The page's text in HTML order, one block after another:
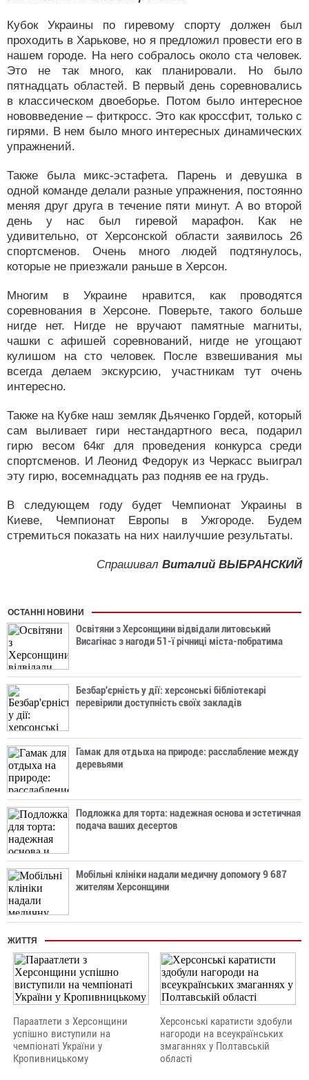
Кубок Украины по гиревому спорту должен был
проходить в Харькове, но я предложил провести его в
нашем городе. На него собралось около ста человек.
Это не так много, как планировали. Но было
пятнадцать областей. В первый день соревновались
в классическом двоеборье. Потом было интересное
нововведение – фиткросс. Это как кроссфит, только с
гирями. В нем было много интересных динамических
упражнений.
Также была микс-эстафета. Парень и девушка в
одной команде делали разные упражнения, постоянно
меняя друг друга в течение пяти минут. А во второй
день у нас был гиревой марафон. Как не
удивительно, от Херсонской области заявилось 26
спортсменов. Очень много людей подтянулось,
которые не приезжали раньше в Херсон.
Многим в Украине нравится, как проводятся
соревнования в Херсоне. Поверьте, такого больше
нигде нет. Нигде не вручают памятные магниты,
чашки с афишей соревнований, нигде не угощают
кулишом на сто человек. После взвешивания мы
всегда делаем экскурсию, участникам тут очень
интересно.
Также на Кубке наш земляк Дьяченко Гордей, который
сам выливает гири нестандартного веса, подарил
гирю весом 64кг для проведения конкурса среди
спортсменов. И Леонид Федорук из Черкасс выиграл
эту гирю, восемнадцать раз подняв ее на грудь.
В следующем году будет Чемпионат Украины в
Киеве, Чемпионат Европы в Ужгороде. Будем
стремиться показать на них наилучшие результаты.
Спрашивал Виталий ВЫБРАНСКИЙ
ОСТАННІ НОВИНИ
Освітяни з Херсонщини відвідали литовський
Висагінас з нагоди 51-ї річниці міста-побратима
Безбар'єрність у дії: херсонські бібліотекарі
перевірили доступність своїх закладів
Гамак для отдыха на природе: расслабление между
деревьями
Подложка для торта: надежная основа и эстетичная
подача ваших десертов
Мобільні клініки надали медичну допомогу 9 687
жителям Херсонщини
ЖИТТЯ
Параатлети з Херсонщини
успішно виступили на
чемпіонаті України у
Кропивницькому
Херсонські каратисти здобули
нагороди на всеукраїнських
змаганнях у Полтавській
області